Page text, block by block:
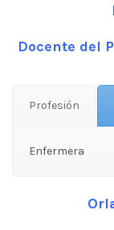
Docente del
Profesión
Enfermera